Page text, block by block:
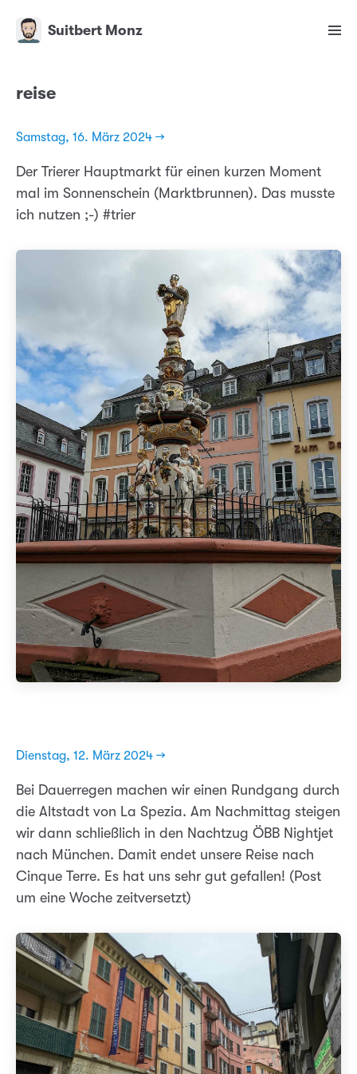
Suitbert Monz
reise
Samstag, 16. März 2024 →
Der Trierer Hauptmarkt für einen kurzen Moment
mal im Sonnenschein (Marktbrunnen). Das musste
ich nutzen ;-) #trier
Dienstag, 12. März 2024 →
Bei Dauerregen machen wir einen Rundgang durch
die Altstadt von La Spezia. Am Nachmittag steigen
wir dann schließlich in den Nachtzug ÖBB Nightjet
nach München. Damit endet unsere Reise nach
Cinque Terre. Es hat uns sehr gut gefallen! (Post
um eine Woche zeitversetzt)